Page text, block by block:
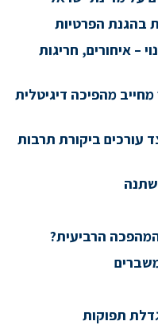
בהגנת הפרטיות
– איחורים, חריגות
מהפיכה דיגיטלית
עורכים ביקורת תרבות
הרביעית?
תפוקות